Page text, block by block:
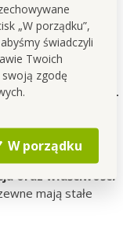
„W porządku”,
świadczyli
Twoich
zgodę
W porządku
długiej
podejście do
codziennego
przez
wiele lat –
możnaw
oraz właściwości
mają stałe